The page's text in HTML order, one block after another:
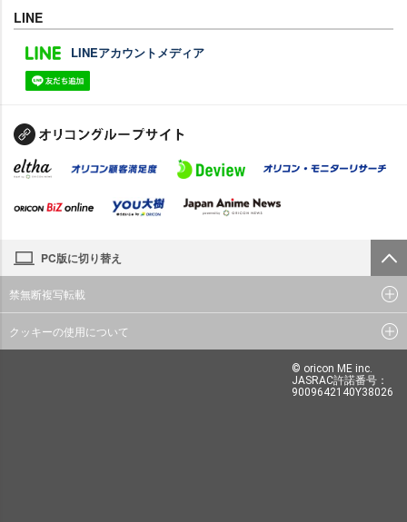
LINE
LINEアカウントメディア
PC版に切り替え
禁無断複写転載
クッキーの使用について
© oricon ME inc.
JASRAC許諾番号：
9009642140Y38026